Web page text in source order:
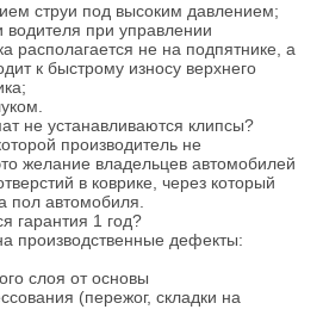
струи под высоким давлением;
водителя при управлении
располагается не на подпятнике, а
к быстрому износу верхнего
не устанавливаются клипсы?
производитель не
желание владельцев автомобилей
в коврике, через который
пол автомобиля.
гарантия 1 год?
производственные дефекты:
слоя от основы
(пережог, складки на